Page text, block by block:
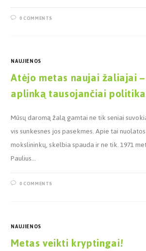
0 COMMENTS
NAUJIENOS
Atėjo metas naujai žaliajai
aplinką tausojančiai
Mūsų daromą žalą gamtai ne tik seniai
vis sunkesnes jos pasekmes. Apie tai
mokslininkų, skelbia spauda ir ne tik. 1971
Paulius…
0 COMMENTS
NAUJIENOS
Metas veikti kryptingai!